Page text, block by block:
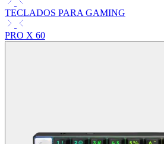
TECLADOS PARA GAMING
PRO X 60